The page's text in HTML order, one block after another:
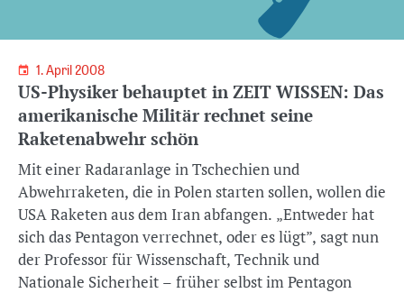
1. April 2008
US-Physiker behauptet in ZEIT WISSEN: Das
amerikanische Militär rechnet seine
Raketenabwehr schön
Mit einer Radaranlage in Tschechien und
Abwehrraketen, die in Polen starten sollen, wollen die
USA Raketen aus dem Iran abfangen. „Entweder hat
sich das Pentagon verrechnet, oder es lügt”, sagt nun
der Professor für Wissenschaft, Technik und
Nationale Sicherheit – früher selbst im Pentagon